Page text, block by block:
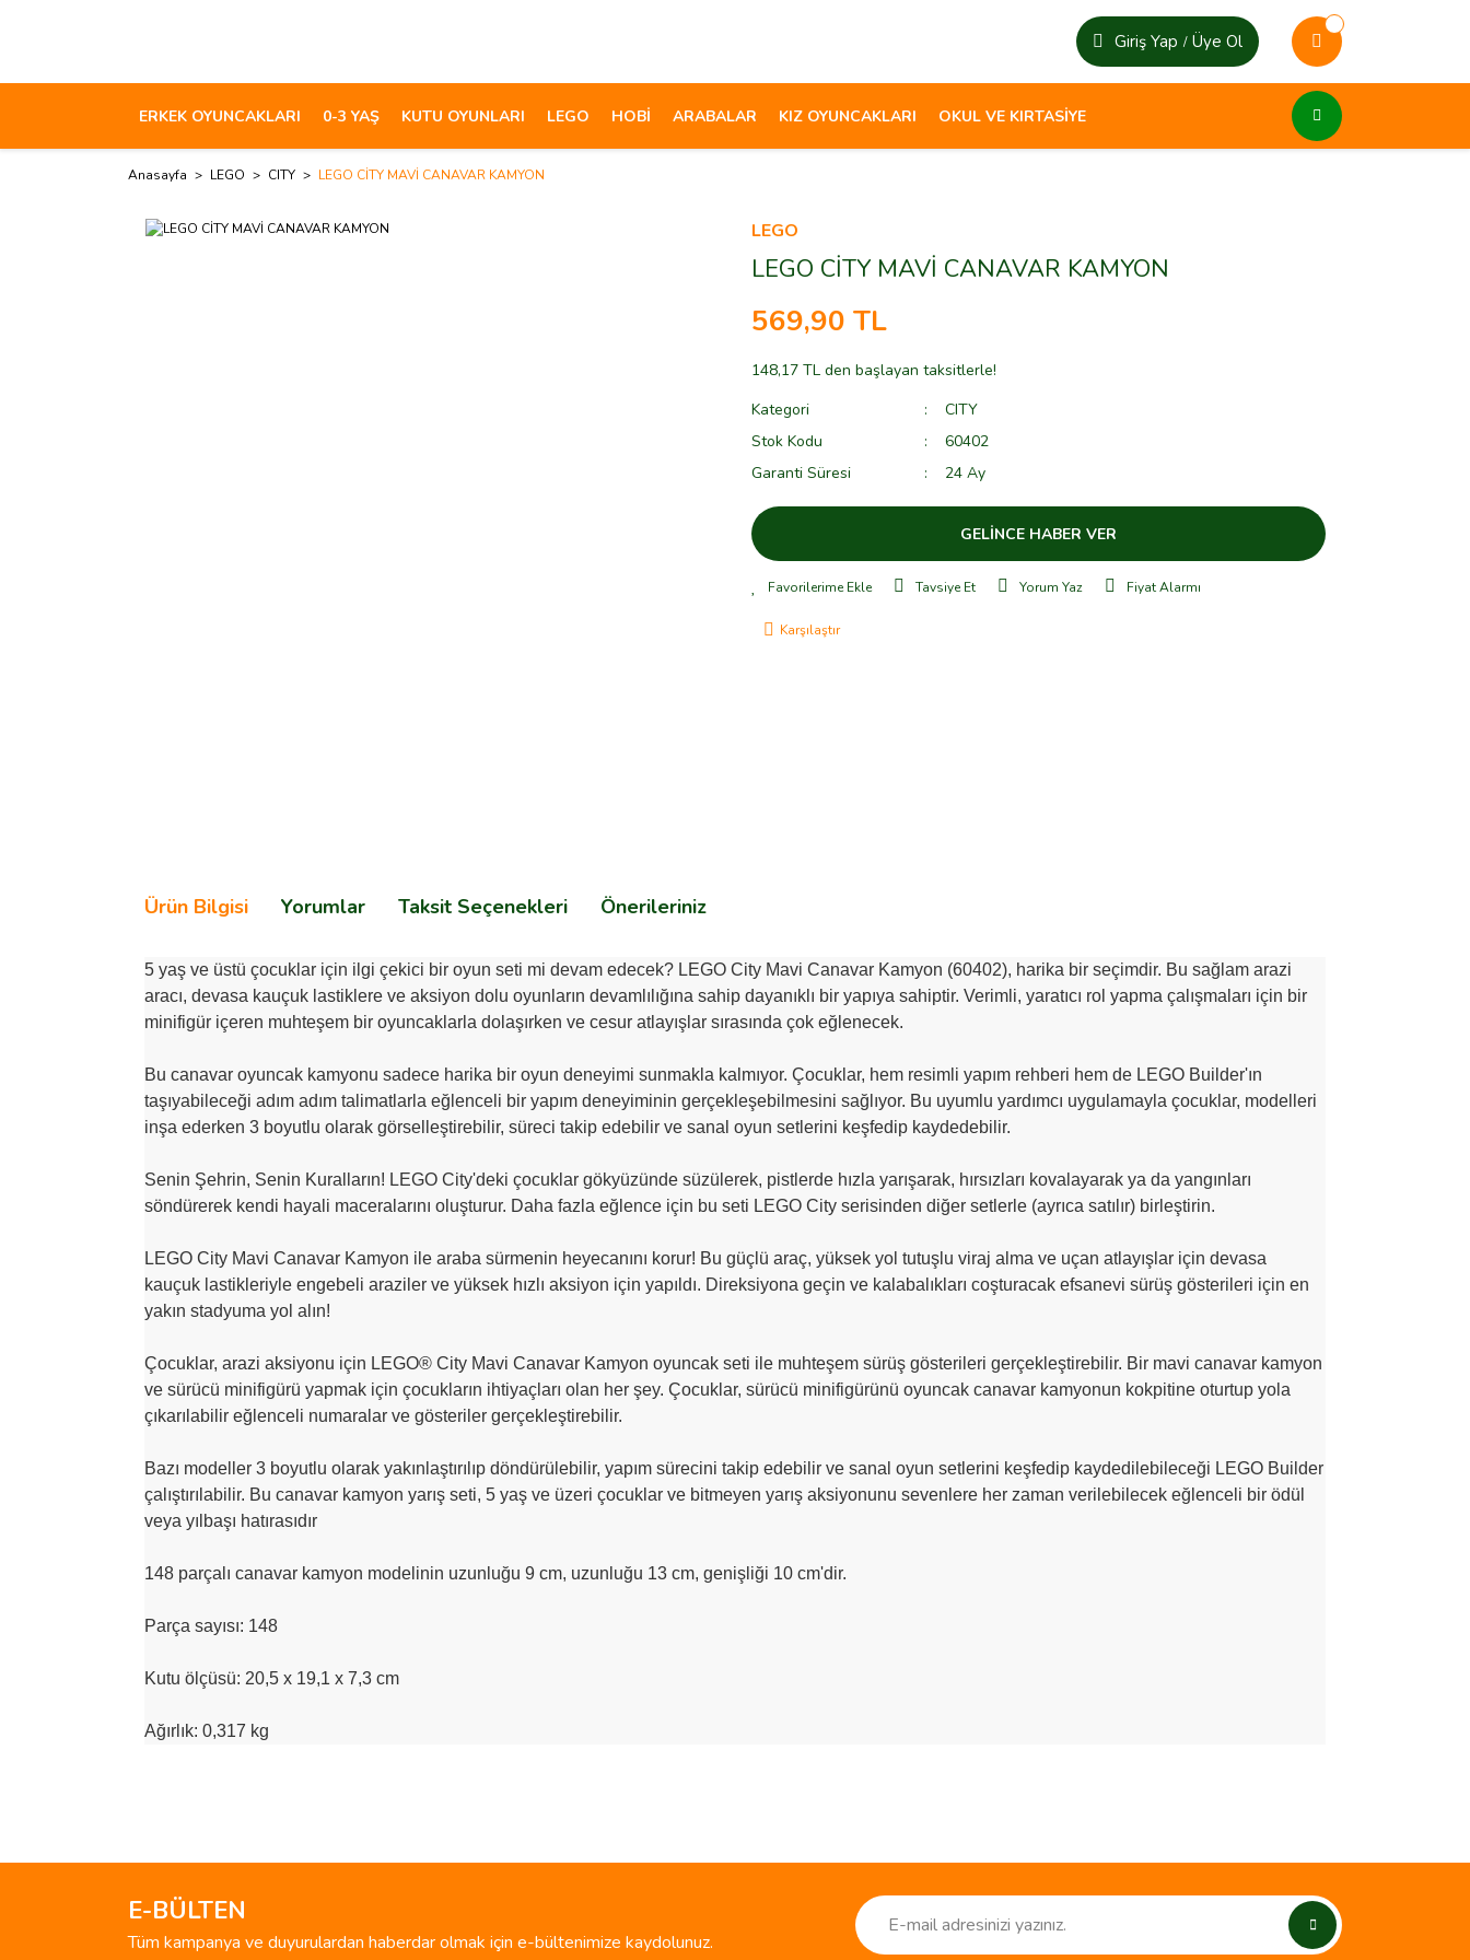
Giriş Yap / Üye Ol
ERKEK OYUNCAKLARI 0-3 YAŞ KUTU OYUNLARI LEGO HOBİ ARABALAR KIZ OYUNCAKLARI OKUL VE KIRTASİYE
Anasayfa LEGO CITY LEGO CİTY MAVİ CANAVAR KAMYON
LEGO
LEGO CİTY MAVİ CANAVAR KAMYON
569,90 TL
148,17 TL den başlayan taksitlerle!
Kategori
CITY
Stok Kodu
60402
Garanti Süresi
24 Ay
GELİNCE HABER VER
Tavsiye Et Yorum Yaz Fiyat Alarmı
Karşılaştır
Ürün Bilgisi Yorumlar Taksit Seçenekleri Önerileriniz
5 yaş ve üstü çocuklar için ilgi çekici bir oyun seti mi devam edecek? LEGO City Mavi Canavar Kamyon (60402), harika bir seçimdir. Bu sağlam arazi
aracı, devasa kauçuk lastiklere ve aksiyon dolu oyunların devamlılığına sahip dayanıklı bir yapıya sahiptir. Verimli, yaratıcı rol yapma çalışmaları için bir
minifigür içeren muhteşem bir oyuncaklarla dolaşırken ve cesur atlayışlar sırasında çok eğlenecek.
Bu canavar oyuncak kamyonu sadece harika bir oyun deneyimi sunmakla kalmıyor. Çocuklar, hem resimli yapım rehberi hem de LEGO Builder'ın
taşıyabileceği adım adım talimatlarla eğlenceli bir yapım deneyiminin gerçekleşebilmesini sağlıyor. Bu uyumlu yardımcı uygulamayla çocuklar, modelleri
inşa ederken 3 boyutlu olarak görselleştirebilir, süreci takip edebilir ve sanal oyun setlerini keşfedip kaydedebilir.
Senin Şehrin, Senin Kuralların! LEGO City'deki çocuklar gökyüzünde süzülerek, pistlerde hızla yarışarak, hırsızları kovalayarak ya da yangınları
söndürerek kendi hayali maceralarını oluşturur. Daha fazla eğlence için bu seti LEGO City serisinden diğer setlerle (ayrıca satılır) birleştirin.
LEGO City Mavi Canavar Kamyon ile araba sürmenin heyecanını korur! Bu güçlü araç, yüksek yol tutuşlu viraj alma ve uçan atlayışlar için devasa
kauçuk lastikleriyle engebeli araziler ve yüksek hızlı aksiyon için yapıldı. Direksiyona geçin ve kalabalıkları coşturacak efsanevi sürüş gösterileri için en
yakın stadyuma yol alın!
Çocuklar, arazi aksiyonu için LEGO® City Mavi Canavar Kamyon oyuncak seti ile muhteşem sürüş gösterileri gerçekleştirebilir. Bir mavi canavar kamyon
ve sürücü minifigürü yapmak için çocukların ihtiyaçları olan her şey. Çocuklar, sürücü minifigürünü oyuncak canavar kamyonun kokpitine oturtup yola
çıkarılabilir eğlenceli numaralar ve gösteriler gerçekleştirebilir.
Bazı modeller 3 boyutlu olarak yakınlaştırılıp döndürülebilir, yapım sürecini takip edebilir ve sanal oyun setlerini keşfedip kaydedilebileceği LEGO Builder
çalıştırılabilir. Bu canavar kamyon yarış seti, 5 yaş ve üzeri çocuklar ve bitmeyen yarış aksiyonunu sevenlere her zaman verilebilecek eğlenceli bir ödül
veya yılbaşı hatırasıdır
148 parçalı canavar kamyon modelinin uzunluğu 9 cm, uzunluğu 13 cm, genişliği 10 cm'dir.
Parça sayısı: 148
Kutu ölçüsü: 20,5 x 19,1 x 7,3 cm
Ağırlık: 0,317 kg
Ürün resmi kalitesiz, bozuk veya görüntülenemiyor.
E-BÜLTEN
Tüm kampanya ve duyurulardan haberdar olmak için e-bültenimize kaydolunuz.